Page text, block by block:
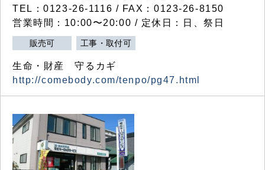
TEL：0123-26-1116 / FAX：0123-26-8150
営業時間：10:00〜20:00 / 定休日：日、祭日
販売可 工事・取付可
生命・財産 守るカギ
http://comebody.com/tenpo/pg47.html